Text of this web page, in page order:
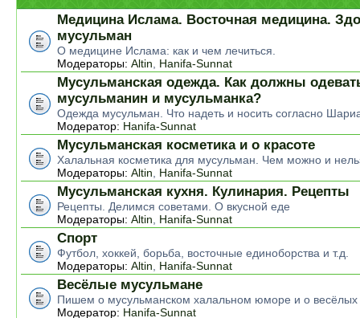
Медицина Ислама. Восточная медицина.
мусульман
О медицине Ислама: как и чем лечиться.
Модераторы: Altin Hanifa-Sunnat
Мусульманская одежда. Как должны
мусульманин и мусульманка?
Одежда мусульман. Что надеть и носить согласно
Модератор: Hanifa-Sunnat
Мусульманская косметика и о красоте
Халальная косметика для мусульман. Чем можно и
Модераторы: Altin Hanifa-Sunnat
Мусульманская кухня. Кулинария. Рецепты
Рецепты. Делимся советами. О вкусной еде
Модераторы: Altin Hanifa-Sunnat
Спорт
Футбол, хоккей, борьба, восточные единоборства и т.д.
Модераторы: Altin Hanifa-Sunnat
Весёлые мусульмане
Пишем о мусульманском халальном юморе и о весёлых
Модератор: Hanifa-Sunnat